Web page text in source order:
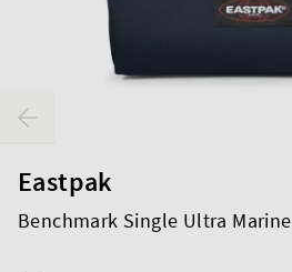
Eastpak
Benchmark Single Ultra Marine